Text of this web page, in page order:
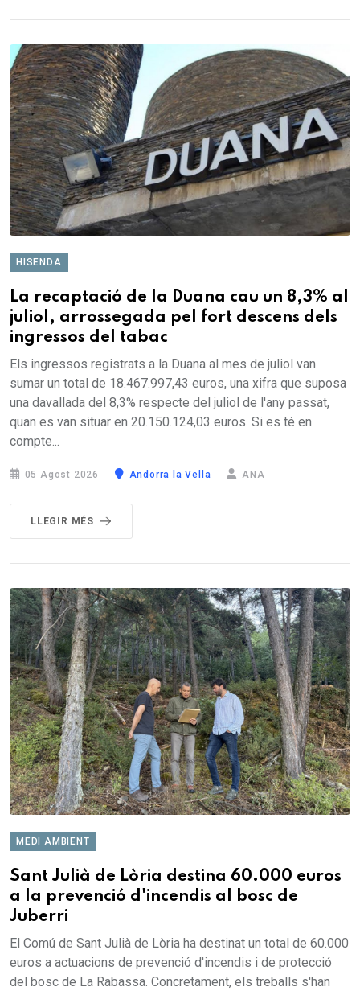
HISENDA
La recaptació de la Duana cau un 8,3% al
juliol, arrossegada pel fort descens dels
ingressos del tabac
Els ingressos registrats a la Duana al mes de juliol van
sumar un total de 18.467.997,43 euros, una xifra que suposa
una davallada del 8,3% respecte del juliol de l'any passat,
quan es van situar en 20.150.124,03 euros. Si es té en
compte...
05 Agost 2026 Andorra la Vella ANA
LLEGIR MÉS
MEDI AMBIENT
Sant Julià de Lòria destina 60.000 euros
a la prevenció d'incendis al bosc de
Juberri
El Comú de Sant Julià de Lòria ha destinat un total de 60.000
euros a actuacions de prevenció d'incendis i de protecció
del bosc de La Rabassa. Concretament, els treballs s'han